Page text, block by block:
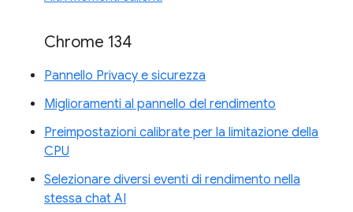
Chrome 134
Pannello Privacy e sicurezza
Miglioramenti al pannello del rendimento
Preimpostazioni calibrate per la limitazione della
CPU
Selezionare diversi eventi di rendimento nella
stessa chat AI